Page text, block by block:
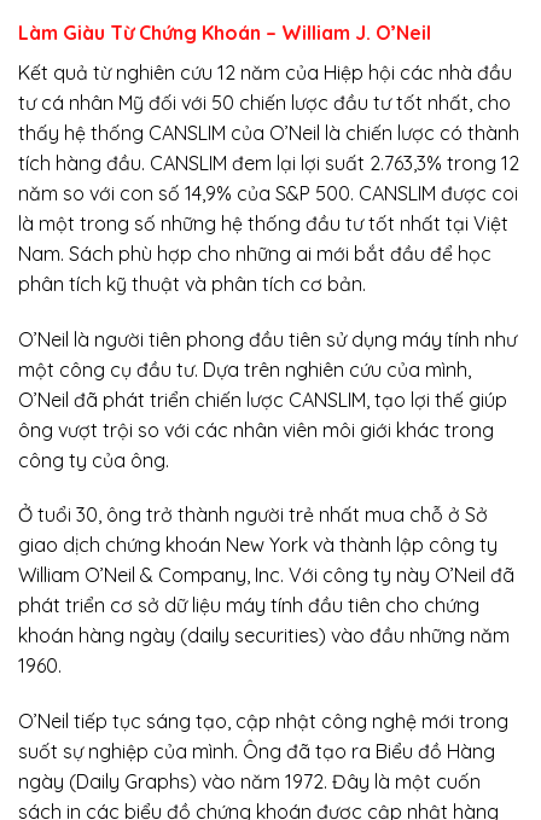
Làm Giàu Từ Chứng Khoán – William J. O’Neil
Kết quả từ nghiên cứu 12 năm của Hiệp hội các nhà đầu
tư cá nhân Mỹ đối với 50 chiến lược đầu tư tốt nhất, cho
thấy hệ thống CANSLIM của O’Neil là chiến lược có thành
tích hàng đầu. CANSLIM đem lại lợi suất 2.763,3% trong 12
năm so với con số 14,9% của S&P 500. CANSLIM được coi
là một trong số những hệ thống đầu tư tốt nhất tại Việt
Nam. Sách phù hợp cho những ai mới bắt đầu để học
phân tích kỹ thuật và phân tích cơ bản.
O’Neil là người tiên phong đầu tiên sử dụng máy tính như
một công cụ đầu tư. Dựa trên nghiên cứu của mình,
O’Neil đã phát triển chiến lược CANSLIM, tạo lợi thế giúp
ông vượt trội so với các nhân viên môi giới khác trong
công ty của ông.
Ở tuổi 30, ông trở thành người trẻ nhất mua chỗ ở Sở
giao dịch chứng khoán New York và thành lập công ty
William O’Neil & Company, Inc. Với công ty này O’Neil đã
phát triển cơ sở dữ liệu máy tính đầu tiên cho chứng
khoán hàng ngày (daily securities) vào đầu những năm
1960.
O’Neil tiếp tục sáng tạo, cập nhật công nghệ mới trong
suốt sự nghiệp của mình. Ông đã tạo ra Biểu đồ Hàng
ngày (Daily Graphs) vào năm 1972. Đây là một cuốn
sách in các biểu đồ chứng khoán được cập nhật hàng